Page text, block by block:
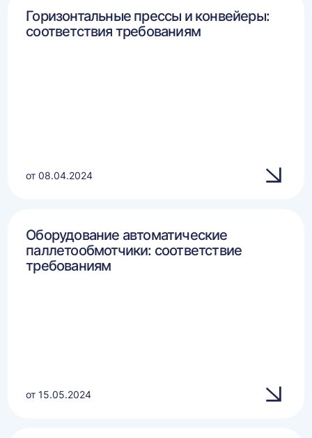
Горизонтальные прессы и конвейеры:
соответствия требованиям
от 08.04.2024
Оборудование автоматические
паллетообмотчики: соответствие
требованиям
от 15.05.2024